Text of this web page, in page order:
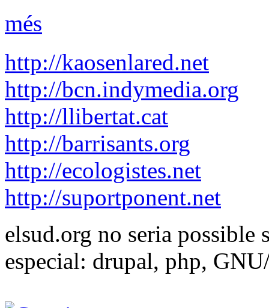
més
http://kaosenlared.net
http://bcn.indymedia.org
http://llibertat.cat
http://barrisants.org
http://ecologistes.net
http://suportponent.net
elsud.org no seria possible
especial: drupal, php,